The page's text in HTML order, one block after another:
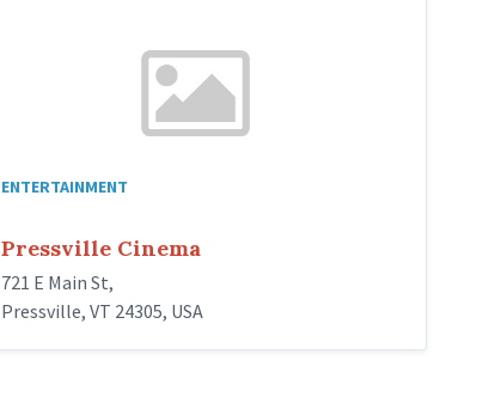
ENTERTAINMENT
Pressville Cinema
721 E Main St,
Pressville, VT 24305, USA